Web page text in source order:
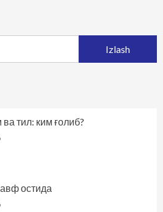
тил: ким ғолиб?
остида